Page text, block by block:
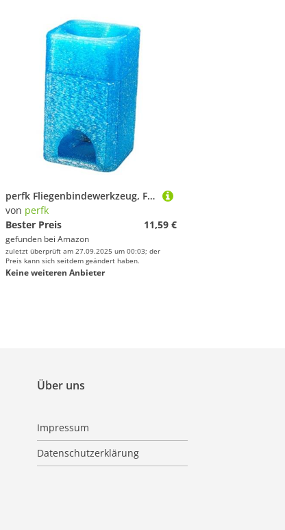
perfk Fliegenbindewerkzeug, Fliegenzubehör, Geschenk für, praktisch, leicht, Angelgeräte, Haltbarkeit, Ausrüstung, tragbar, Blau, 3.9 cm X 2.35 cm
von perfk
Bester Preis
11,59 €
gefunden bei Amazon
zuletzt überprüft am 27.09.2025 um 00:03; der
Preis kann sich seitdem geändert haben.
Keine weiteren Anbieter
Über uns
Impressum
Datenschutzerklärung